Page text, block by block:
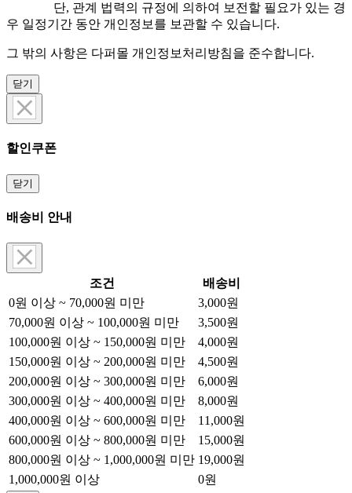
단, 관계 법력의 규정에 의하여 보전할 필요가 있는 경
우 일정기간 동안 개인정보를 보관할 수 있습니다.
그 밖의 사항은 다퍼몰 개인정보처리방침을 준수합니다.
닫기
할인쿠폰
닫기
배송비 안내
조건
배송비
0원 이상 ~ 70,000원 미만
3,000원
70,000원 이상 ~ 100,000원 미만
3,500원
100,000원 이상 ~ 150,000원 미만
4,000원
150,000원 이상 ~ 200,000원 미만
4,500원
200,000원 이상 ~ 300,000원 미만
6,000원
300,000원 이상 ~ 400,000원 미만
8,000원
400,000원 이상 ~ 600,000원 미만
11,000원
600,000원 이상 ~ 800,000원 미만
15,000원
800,000원 이상 ~ 1,000,000원 미만 19,000원
1,000,000원 이상
0원